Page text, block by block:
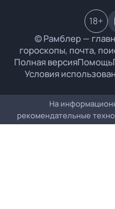
© Рамблер —
гороскопы, почта,
Полная версияПомощь
Условия
18+
На
рекомендательные